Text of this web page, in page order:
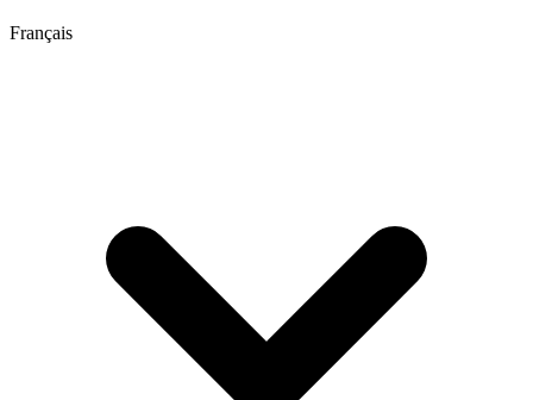
Français